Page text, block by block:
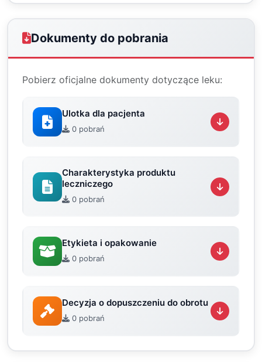
Dokumenty do pobrania
Pobierz oficjalne dokumenty dotyczące leku:
Ulotka dla pacjenta
0 pobrań
Charakterystyka produktu
leczniczego
0 pobrań
Etykieta i opakowanie
0 pobrań
Decyzja o dopuszczeniu do obrotu
0 pobrań